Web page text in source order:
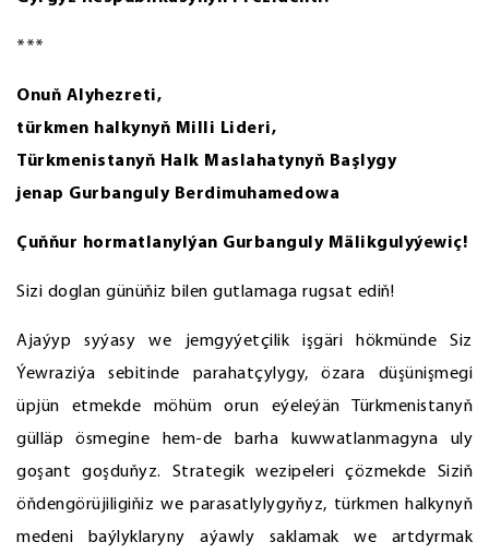
***
Onuň Alyhezreti,
türkmen halkynyň Milli Lideri,
Türkmenistanyň Halk Maslahatynyň Başlygy
jenap Gurbanguly Berdimuhamedowa
Çuňňur hormatlanylýan Gurbanguly Mälikgulyýewiç!
Sizi doglan günüňiz bilen gutlamaga rugsat ediň!
Ajaýyp syýasy we jemgyýetçilik işgäri hökmünde Siz
Ýewraziýa sebitinde parahatçylygy, özara düşünişmegi
üpjün etmekde möhüm orun eýeleýän Türkmenistanyň
gülläp ösmegine hem-de barha kuwwatlanmagyna uly
goşant goşduňyz. Strategik wezipeleri çözmekde Siziň
öňdengörüjiligiňiz we parasatlylygyňyz, türkmen halkynyň
medeni baýlyklaryny aýawly saklamak we artdyrmak